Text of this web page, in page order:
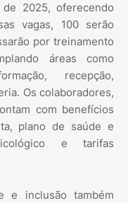
2025, oferecendo
vagas, 100 serão
por treinamento
áreas como
recepção,
Os colaboradores,
com benefícios
plano de saúde e
e tarifas
e inclusão também